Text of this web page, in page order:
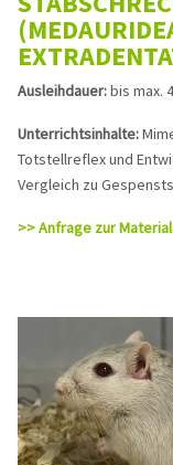
Ausleihdauer:bis max.
Unterrichtsinhalte:
Totstellreflex und
Vergleich zu
>> Anfrage zur